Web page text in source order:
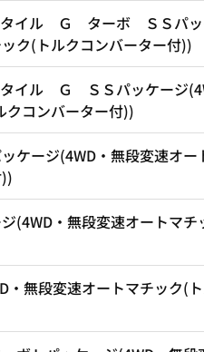
タイル Ｇ ターボ ＳＳパッ
ク(トルクコンバーター付))
タイル Ｇ ＳＳパッケージ
クコンバーター付))
ケージ(4WD・無段変速オー
(4WD・無段変速オートマチ
無段変速オートマチック(